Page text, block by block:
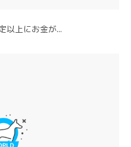
以上にお金が...